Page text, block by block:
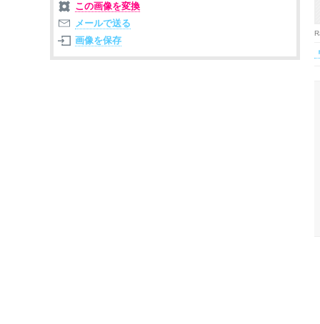
この画像を変換
メールで送る
画像を保存